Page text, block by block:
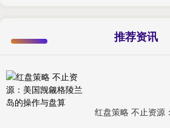
推荐资讯